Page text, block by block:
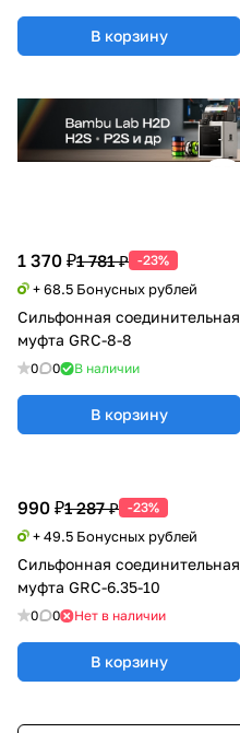
В корзину
1 370 ₽1 781 ₽ -23%
+ 68.5 Бонусных рублей
Сильфонная соединительная
муфта GRC-8-8
0 0 В наличии
В корзину
990 ₽1 287 ₽ -23%
+ 49.5 Бонусных рублей
Сильфонная соединительная
муфта GRC-6.35-10
0 0 Нет в наличии
В корзину